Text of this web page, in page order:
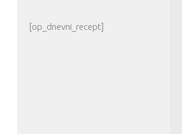
[op_dnevni_recept]